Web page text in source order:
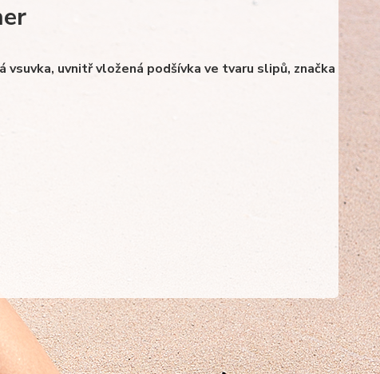
uvnitř vložená podšívka ve tvaru slipů, značka